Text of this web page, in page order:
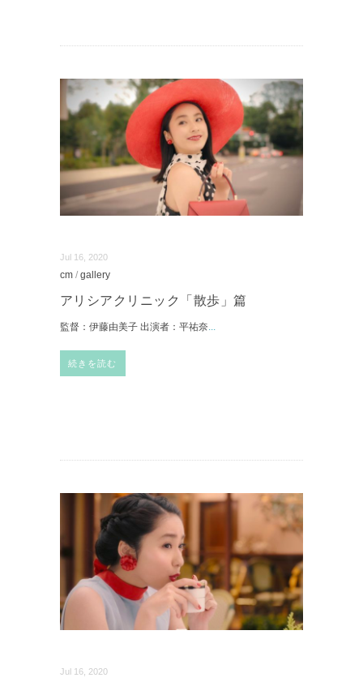
Jul 16, 2020
cm / gallery
アリシアクリニック「散歩」篇
監督：伊藤由美子 出演者：平祐奈...
続きを読む
Jul 16, 2020